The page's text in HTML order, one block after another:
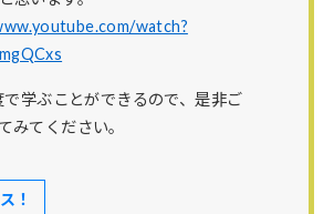
watch?
で学ぶことができるので、是非ご
みてください。
！